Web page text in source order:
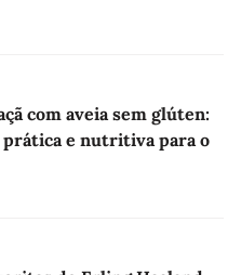
com aveia sem glúten:
e nutritiva para o